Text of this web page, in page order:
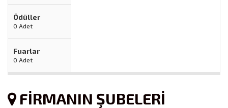
Ödüller
0 Adet
Fuarlar
0 Adet
FİRMANIN ŞUBELERİ